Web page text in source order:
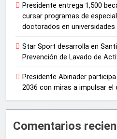
Presidente entrega 1,500
cursar programas de
doctorados en universidades
Star Sport desarrolla en
Prevención de Lavado de
Presidente Abinader
2036 con miras a impulsar
Comentarios